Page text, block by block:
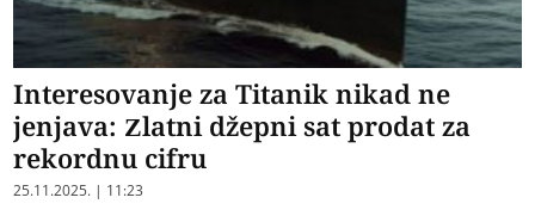
Interesovanje za Titanik nikad ne
jenjava: Zlatni džepni sat prodat za
rekordnu cifru
25.11.2025. | 11:23